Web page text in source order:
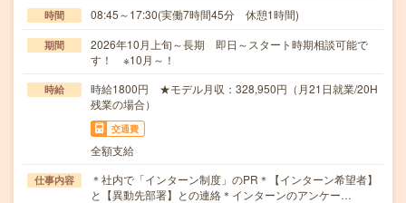
時間 08:45～17:30(実働7時間45分 休憩1時間)
期間
2026年10月上旬～長期 即日～スタート時期相談可能で
す！ ※10月～！
時給
時給1800円 ★モデル月収：328,950円（月21日就業/20H
残業の場合）
交通費
全額支給
仕事内容
＊社内で「インターン制度」のPR＊【インターン希望者】
と【異動先部署】との連絡＊インターンのアンケー…